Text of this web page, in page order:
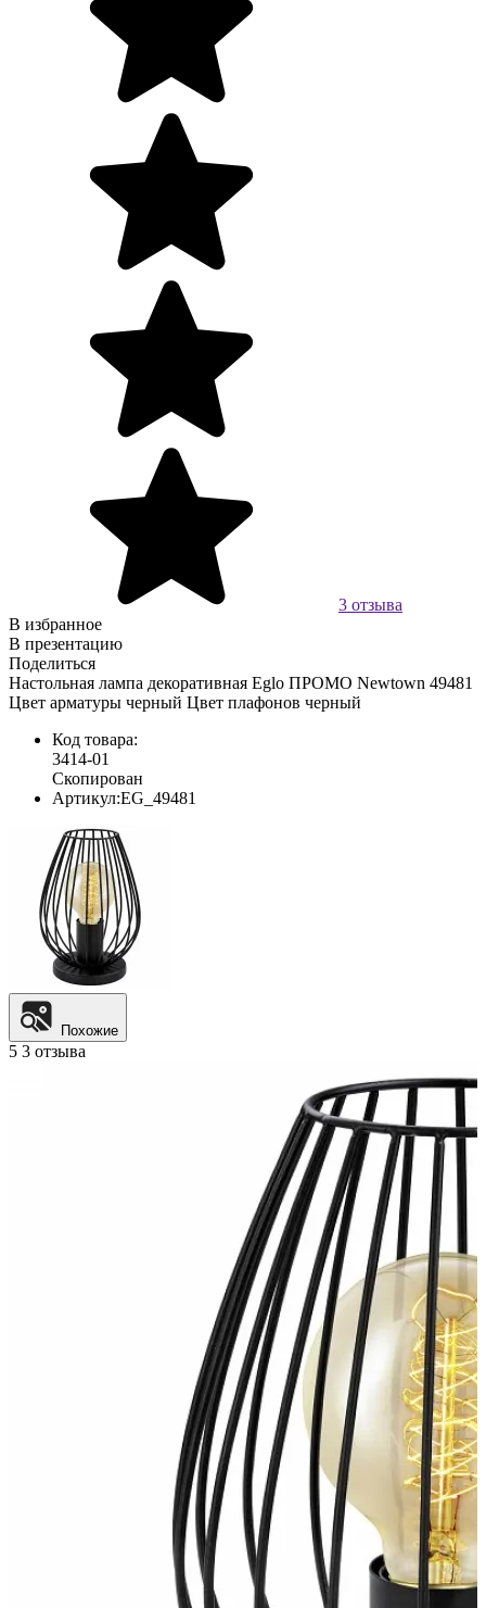
3 отзыва
В избранное
В презентацию
Поделиться
Настольная лампа декоративная Eglo ПРОМО Newtown 49481
Цвет арматуры черный Цвет плафонов черный
Код товара:
3414-01
Скопирован
Артикул:EG_49481
Похожие
5 3 отзыва